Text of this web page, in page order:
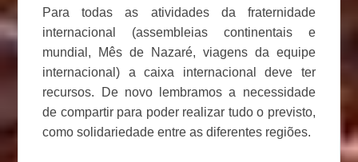
Para todas as atividades da fraternidade
internacional (assembleias continentais e
mundial, Mês de Nazaré, viagens da equipe
internacional) a caixa internacional deve ter
recursos. De novo lembramos a necessidade
de compartir para poder realizar tudo o previsto,
como solidariedade entre as diferentes regiões.